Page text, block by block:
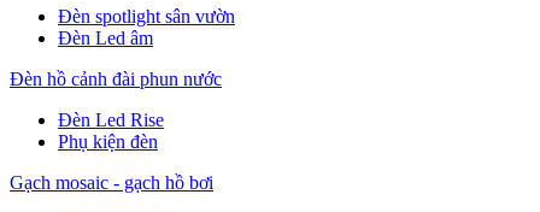
Đèn spotlight sân vườn
Đèn Led âm
Đèn hồ cảnh đài phun nước
Đèn Led Rise
Phụ kiện đèn
Gạch mosaic - gạch hồ bơi